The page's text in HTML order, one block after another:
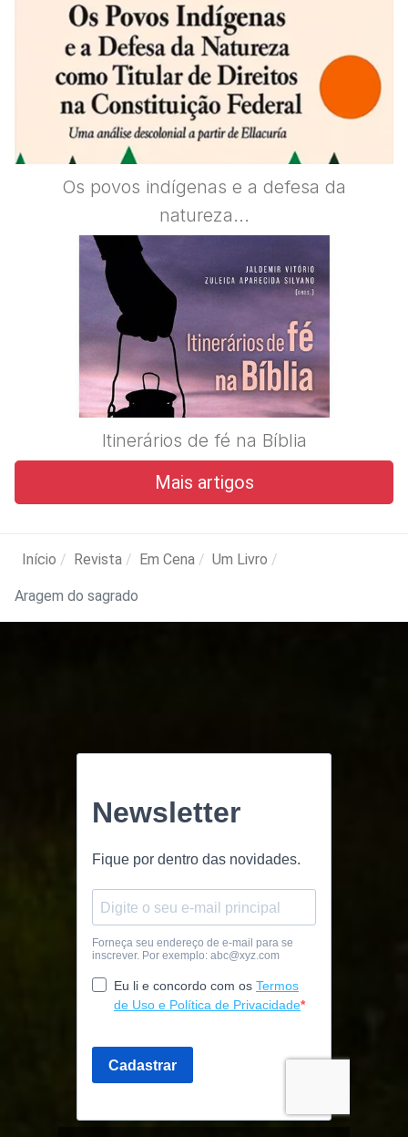
Os povos indígenas e a defesa da
natureza...
Itinerários de fé na Bíblia
Mais artigos
Início Revista Em Cena Um Livro
Aragem do sagrado